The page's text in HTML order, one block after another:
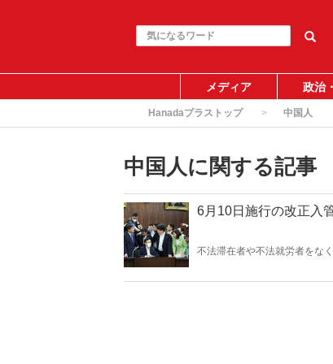
メディア 政治
Hanadaプラストップ 中国人
中国人に関する記事
6月10日施行の改正入
不法滞在者や不法就労者をな
行の6月10日以降、誰が正し